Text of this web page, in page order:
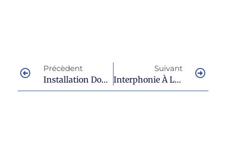
Précèdent
Installation Domotique À Draguignan Pour Rendre Votre Maison Intelligente
Suivant
Interphonie À Le Muy : Choisir La Solution Adaptée À Vos Besoins